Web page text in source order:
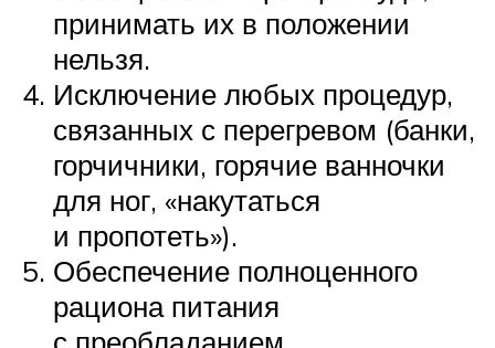
принимать их в положении
нельзя.
Исключение любых процедур,
связанных с перегревом (банки,
горчичники, горячие ванночки
для ног, «накутаться
и пропотеть»).
Обеспечение полноценного
рациона питания